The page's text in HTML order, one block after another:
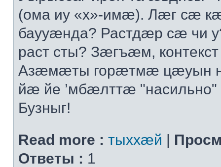
(ома иу «х»-имӕ). Лӕг сӕ
баууӕнда? Растдӕр сӕ чи
раст сты? Зӕгъӕм,
Азӕмӕты горӕтмӕ
йӕ йе ’мбӕлттӕ "насильно"
Бузныг!
Read more : тыххӕй |
Ответы : 1